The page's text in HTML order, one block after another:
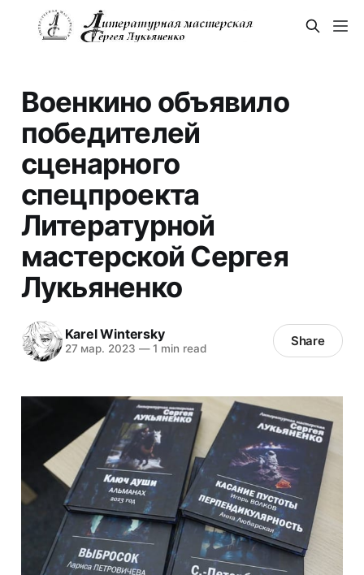
Военкино объявило
победителей
сценарного
спецпроекта
Литературной
мастерской Сергея
Лукьяненко
Karel Wintersky
27 мар. 2023 —1 min read Share